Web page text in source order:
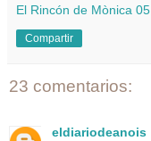
El Rincón de Mònica 05
Compartir
23 comentarios:
eldiariodeanois